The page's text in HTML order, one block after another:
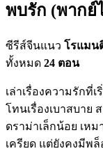
พบรัก (พากย์
ซีรีส์จีนแนว โรแมน
ทั้งหมด 24 ตอน
เล่าเรื่องความรักที่
โทนเรื่องเบาสบาย
ดราม่าเล็กน้อย เห
เครียด แต่ยังคงมีพ